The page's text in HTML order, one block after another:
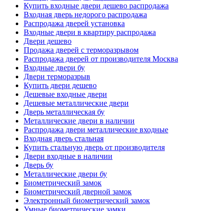
Купить входные двери дешево распродажа
Входная дверь недорого распродажа
Распродажа дверей установка
Входные двери в квартиру распродажа
Двери дешево
Продажа дверей с терморазрывом
Распродажа дверей от производителя Москва
Входные двери бу
Двери терморазрыв
Купить двери дешево
Дешевые входные двери
Дешевые металлические двери
Дверь металлическая бу
Металлические двери в наличии
Распродажа двери металлические входные
Входная дверь стальная
Купить стальную дверь от производителя
Двери входные в наличии
Дверь бу
Металлические двери бу
Биометрический замок
Биометрический дверной замок
Электронный биометрический замок
Умные биометрические замки